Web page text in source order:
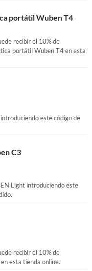
portátil Wuben T4
recibir el 10% de
portátil Wuben T4 en esta
este código de
C3
Light introduciendo este
recibir el 10% de
esta tienda online.